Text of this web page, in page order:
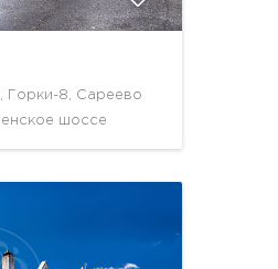
Горки-8, Сареево
шоссе